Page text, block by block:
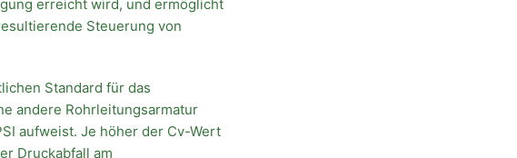
erreicht wird, und ermöglicht
Steuerung von
Standard für das
andere Rohrleitungsarmatur
aufweist. Je höher der Cv-Wert
Druckabfall am